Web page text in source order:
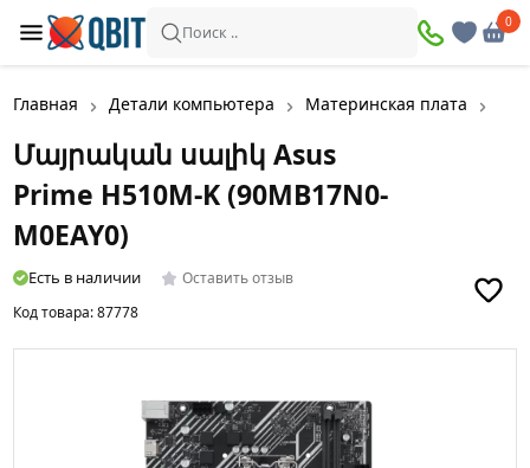
Поиск ..
0
Главная Детали компьютера Материнская плата
Մայրական սալիկ Asus
Prime H510M-K (90MB17N0-
M0EAY0)
Есть в наличии
Оставить отзыв
Код товара:87778